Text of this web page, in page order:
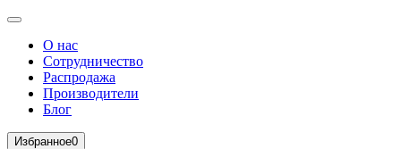
О нас
Сотрудничество
Распродажа
Производители
Блог
Избранное0